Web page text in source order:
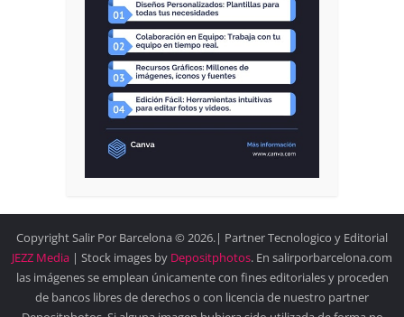
Copyright Salir Por Barcelona © 2026.| Partner Tecnologico y Editorial
JEZZ Media | Stock images by Depositphotos. En salirporbarcelona.com
las imágenes se emplean únicamente con fines editoriales y proceden
de bancos libres de derechos o con licencia de nuestro partner